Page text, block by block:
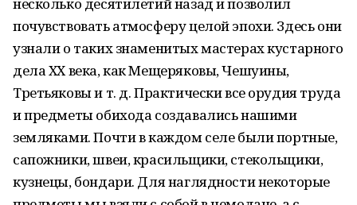
почувствовать атмосферу целой эпохи. Здесь они
узнали о таких знаменитых мастерах кустарного
дела ХХ века, как Мещеряковы, Чешуины,
Третьяковы и т. д. Практически все орудия труда
и предметы обихода создавались нашими
земляками. Почти в каждом селе были портные,
сапожники, швеи, красильщики, стекольщики,
кузнецы, бондари. Для наглядности некоторые